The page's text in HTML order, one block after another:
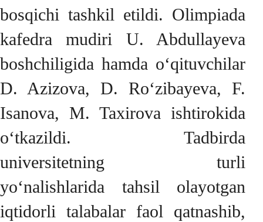
bosqichi tashkil etildi. Olimpiada
kafedra mudiri U. Abdullayeva
boshchiligida hamda o‘qituvchilar
D. Azizova, D. Ro‘zibayeva, F.
Isanova, M. Taxirova ishtirokida
o‘tkazildi. Tadbirda
universitetning turli
yo‘nalishlarida tahsil olayotgan
iqtidorli talabalar faol qatnashib,